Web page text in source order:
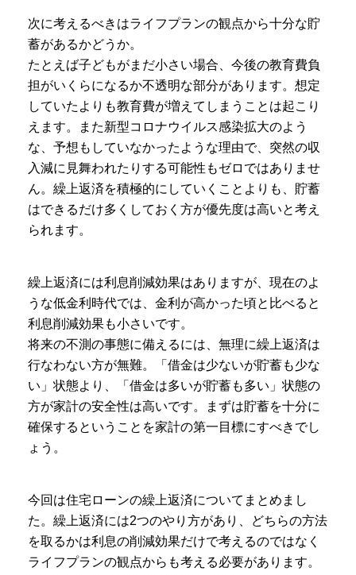
次に考えるべきはライフプランの観点から十分な貯
蓄があるかどうか。
たとえば子どもがまだ小さい場合、今後の教育費負
担がいくらになるか不透明な部分があります。想定
していたよりも教育費が増えてしまうことは起こり
えます。また新型コロナウイルス感染拡大のよう
な、予想もしていなかったような理由で、突然の収
入減に見舞われたりする可能性もゼロではありませ
ん。繰上返済を積極的にしていくことよりも、貯蓄
はできるだけ多くしておく方が優先度は高いと考え
られます。
繰上返済には利息削減効果はありますが、現在のよ
うな低金利時代では、金利が高かった頃と比べると
利息削減効果も小さいです。
将来の不測の事態に備えるには、無理に繰上返済は
行なわない方が無難。「借金は少ないが貯蓄も少な
い」状態より、「借金は多いが貯蓄も多い」状態の
方が家計の安全性は高いです。まずは貯蓄を十分に
確保するということを家計の第一目標にすべきでし
ょう。
今回は住宅ローンの繰上返済についてまとめまし
た。繰上返済には2つのやり方があり、どちらの方法
を取るかは利息の削減効果だけで考えるのではなく
ライフプランの観点からも考える必要があります。